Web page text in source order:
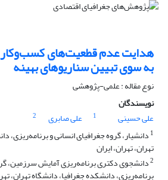
هدایت عدم قطعیت‌های کسب‌وکار
به سوی تبیین سناریوهای بهینه
نوع مقاله : علمی-پژوهشی
نویسندگان
علی حسینی
1 علی صابری
2
1 دانشیار، گروه جغرافیای انسانی و برنامه‌ریزی،
تهران، تهران، ایران
2دانشجوی دکتری برنامه‌ریزی آمایش سرزمین،
برنامه‌ریزی، دانشکده جغرافیا، دانشگاه تهران،